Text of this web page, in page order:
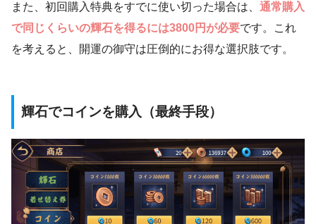
また、初回購入特典をすでに使い切った場合は、 通常購入
で同じくらいの輝石を得るには3800円が必要です。これ
を考えると、開運の御守は圧倒的にお得な選択肢です。
輝石でコインを購入（最終手段）